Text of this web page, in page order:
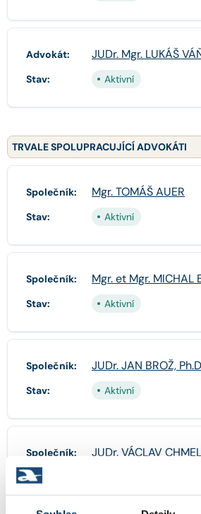
Advokát: JUDr. Mgr. LUKÁŠ
Stav: Aktivní
TRVALE SPOLUPRACUJÍCÍ ADVOKÁTI
Společník: Mgr. TOMÁŠ AUER
Stav: Aktivní
Společník: Mgr. et Mgr. MICHAL
Stav: Aktivní
Společník: JUDr. JAN BROŽ,
Stav: Aktivní
Společník: JUDr. VÁCLAV
Stav: